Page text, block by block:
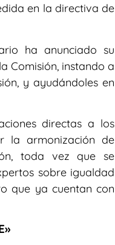
en la directiva de
ha anunciado su
Comisión, instando a
y ayudándoles en
directas a los
la armonización de
toda vez que se
sobre igualdad
que ya cuentan con